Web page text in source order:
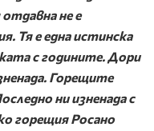
не е
Тя е една истинска
с годините. Дори
Горещите
ни изненада с
горещия Росано